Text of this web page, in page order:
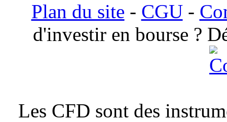
Plan du site - CGU-
d'investir en bourse ?
Les CFD sont des